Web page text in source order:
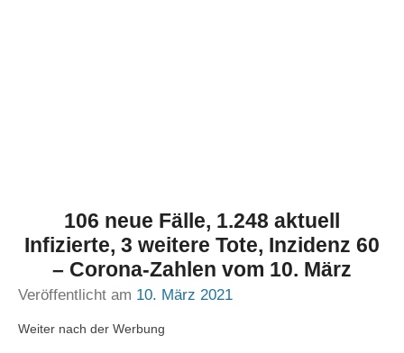
106 neue Fälle, 1.248 aktuell
Infizierte, 3 weitere Tote, Inzidenz 60
– Corona-Zahlen vom 10. März
Veröffentlicht am 10. März 2021
Weiter nach der Werbung